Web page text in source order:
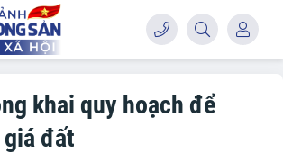
khai quy hoạch để
giá đất